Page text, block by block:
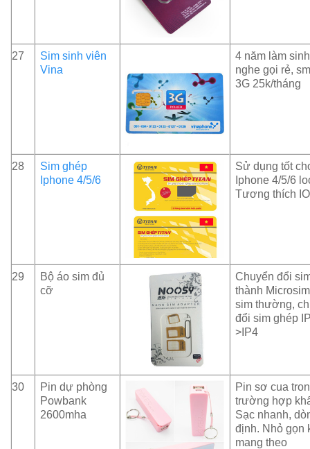
27
Sim sinh viên
Vina
4 năm làm
nghe gọi rẻ,
3G 25k/tháng
28
Sim ghép
Iphone 4/5/6
Sử dụng tốt
Iphone 4/5/6
Tương thích
29
Bộ áo sim đủ
cỡ
Chuyển đổi
thành
sim thường,
đổi sim ghép
>IP4
30
Pin dự phòng
Powbank
2600mha
Pin sơ cua
trường hợp
Sạc nhanh,
định. Nhỏ gọn
mang theo